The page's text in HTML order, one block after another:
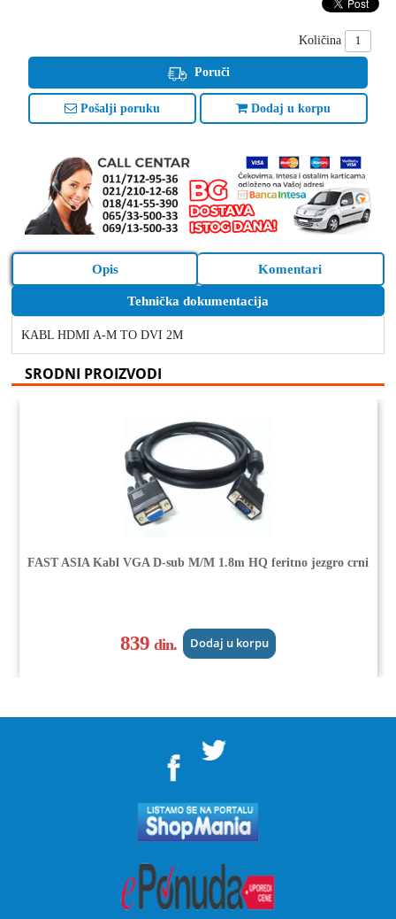
Količina
Poruči
Pošalji poruku Dodaj u korpu
Opis
Tehnička dokumentacija
Komentari
KABL HDMI A-M TO DVI 2M
SRODNI PROIZVODI
FAST ASIA Kabl VGA D-sub M/M 1.8m HQ feritno jezgro crni
839din. Dodaj u korpu
">